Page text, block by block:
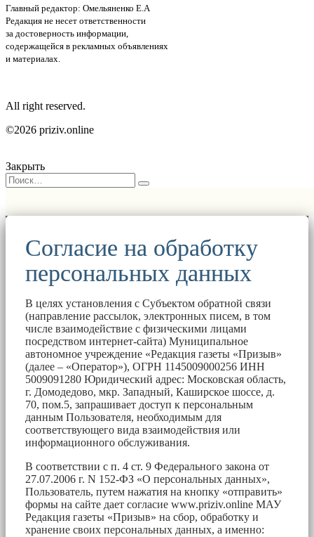
Главный редактор: Омельяненко Е.А
Редакция не несет ответственности
за достоверность информации,
содержащейся в рекламных объявлениях
и материалах.
All right reserved.
©2026 priziv.online
Закрыть
Согласие на обработку
персональных данных
В целях установления с Субъектом обратной связи
(направление рассылок, электронных писем, в том
числе взаимодействие с физическими лицами
посредством интернет-сайта) Муниципальное
автономное учреждение «Редакция газеты «Призыв»
(далее – «Оператор»), ОГРН 1145009000256 ИНН
5009091280 Юридический адрес: Московская область,
г. Домодедово, мкр. Западный, Каширское шоссе, д.
70, пом.5, запрашивает доступ к персональным
данным Пользователя, необходимым для
соответствующего вида взаимодействия или
информационного обслуживания.
В соответствии с п. 4 ст. 9 Федерального закона от
27.07.2006 г. N 152-ФЗ «О персональных данных»,
Пользователь, путем нажатия на кнопку «отправить»
формы на сайте дает согласие www.priziv.online МАУ
Редакция газеты «Призыв» на сбор, обработку и
хранение своих персональных данных, а именно: